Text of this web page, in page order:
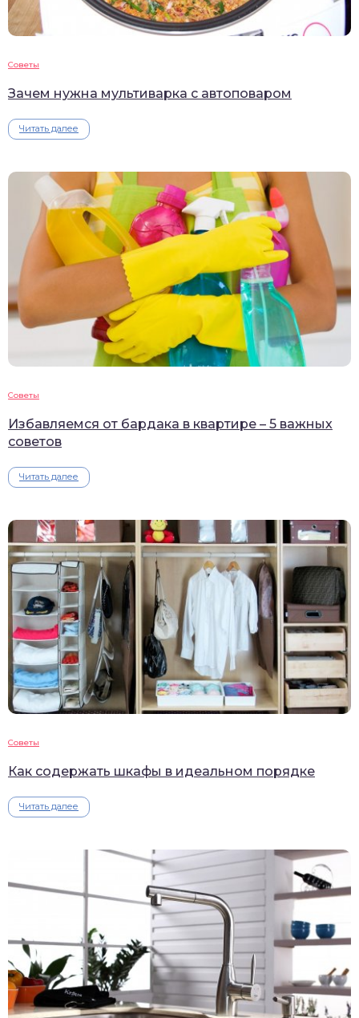
Советы
Зачем нужна мультиварка с автоповаром
Читать далее
Советы
Избавляемся от бардака в квартире – 5 важных
советов
Читать далее
Советы
Как содержать шкафы в идеальном порядке
Читать далее